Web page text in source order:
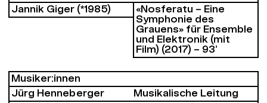
Jannik Giger (*1985)
«Nosferatu – Eine
Symphonie des
Grauens» für Ensemble
und Elektronik (mit
Film) (2017) – 93’
Musiker:innen
Jürg Henneberger
Musikalische Leitung